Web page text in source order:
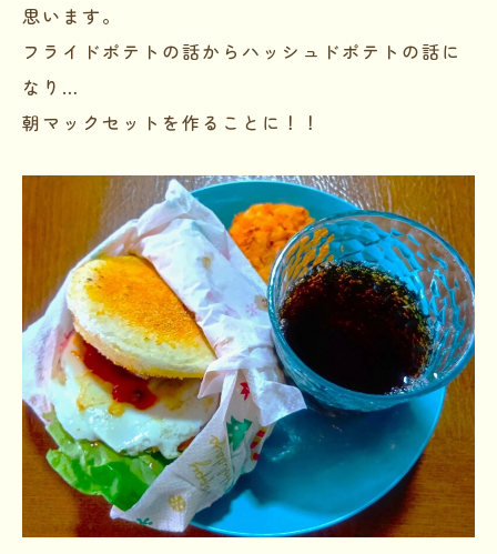
思います。
フライドポテトの話からハッシュドポテトの話に
なり…
朝マックセットを作ることに！！